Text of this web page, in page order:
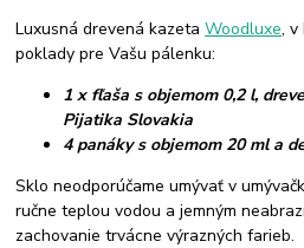
Luxusná drevená kazetaWoodluxe, v
poklady pre Vašu pálenku:
1 x fľaša s objemom 0,2 l,
Pijatika Slovakia
4 panáky s objemom 20 ml a
Sklo neodporúčame umývať v
ručne teplou vodou a jemným
zachovanie trvácne výrazných farieb.